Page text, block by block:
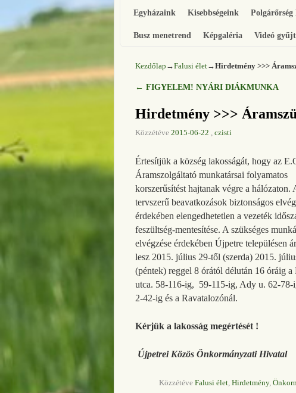
Egyházaink Kisebbségeink Polgárőrség
Busz menetrend Képgaléria Videó
Kezdőlap →Falusi élet→Hirdetmény >>>
Bejegyzés navigáció
← FIGYELEM! NYÁRI DIÁKMUNKA
Hirdetmény >>>
Közzétéve 2015-06-22 , czisti
Értesítjük a község lakosságát, hogy az
Áramszolgáltató munkatársai folyamatos
korszerűsítést hajtanak végre a hálózaton.
tervszerű beavatkozások biztonságos
érdekében elengedhetetlen a vezeték
feszültség-mentesítése. A szükséges
elvégzése érdekében Újpetre településen
lesz 2015. július 29-től (szerda) 2015.
(péntek) reggel 8 órától délután 16 óráig a
utca. 58-116-ig, 59-115-ig, Ady u. 62-
2-42-ig és a Ravatalozónál.
Kérjük a lakosság megértését !
Újpetrei Közös Önkormányzati Hivatal
Közzétéve Falusi élet, Hirdetmény,